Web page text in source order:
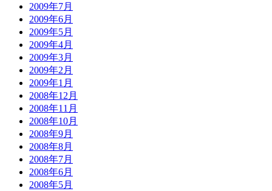
2009年7月
2009年6月
2009年5月
2009年4月
2009年3月
2009年2月
2009年1月
2008年12月
2008年11月
2008年10月
2008年9月
2008年8月
2008年7月
2008年6月
2008年5月